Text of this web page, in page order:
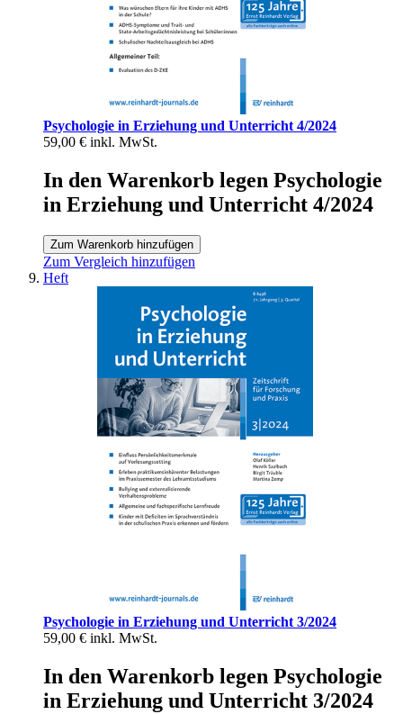
Psychologie in Erziehung und Unterricht 4/2024
59,00 € inkl. MwSt.
In den Warenkorb legen Psychologie
in Erziehung und Unterricht 4/2024
Zum Warenkorb hinzufügen
Zum Vergleich hinzufügen
Heft
Psychologie in Erziehung und Unterricht 3/2024
59,00 € inkl. MwSt.
In den Warenkorb legen Psychologie
in Erziehung und Unterricht 3/2024